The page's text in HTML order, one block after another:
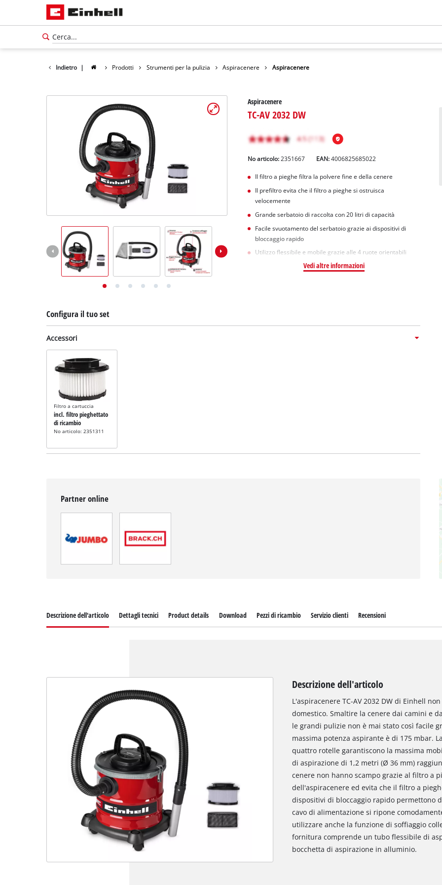
Indietro | Prodotti Strumenti per la pulizia Aspiracenere Aspiracenere
Aspiracenere
TC-AV 2032 DW
No articolo:2351667 EAN:4006825685022
Il filtro a pieghe filtra la polvere fine e della cenere
Il prefiltro evita che il filtro a pieghe si ostruisca
velocemente
Grande serbatoio di raccolta con 20 litri di capacità
Facile svuotamento del serbatoio grazie ai dispositivi di
bloccaggio rapido
Utilizzo flessibile e mobile grazie alle 4 ruote orientabili
Vedi altre informazioni
Configura il tuo set
Accessori
Filtro a cartuccia
incl. filtro pieghettato
di ricambio
No articolo: 2351311
Partner online
Descrizione dell'articolo Dettagli tecnici Product details Download Pezzi di ricambio Servizio clienti Recensioni
Descrizione dell'articolo
L'aspiracenere TC-AV 2032 DW di Einhell
domestico. Smaltire la cenere dai camini e
le grandi pulizie non è mai stato così facile
massima potenza aspirante è di 175 mbar.
quattro rotelle garantiscono la massima
di aspirazione di 1,2 metri (Ø 36 mm)
cenere non hanno scampo grazie al filtro a
dell'aspiracenere ed evita che il filtro a
dispositivi di bloccaggio rapido permettono
cavo di alimentazione si ripone
utilizzare anche la funzione di soffiaggio
fornitura comprende un tubo flessibile di
bocchetta di aspirazione in alluminio.